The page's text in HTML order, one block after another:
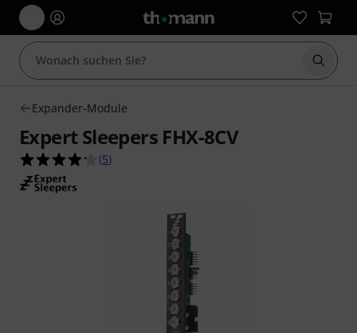
Suche
Expander-Module
Expert Sleepers FHX-8CV
4.2 von 5 Sternen aus 5 Kundenbewertungen
(5)